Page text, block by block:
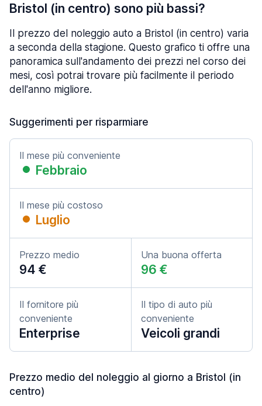
Bristol (in centro) sono più bassi?
Il prezzo del noleggio auto a Bristol (in centro) varia
a seconda della stagione. Questo grafico ti offre una
panoramica sull'andamento dei prezzi nel corso dei
mesi, così potrai trovare più facilmente il periodo
dell'anno migliore.
Suggerimenti per risparmiare
Il mese più conveniente
Febbraio
Il mese più costoso
Luglio
Prezzo medio
94 €
Una buona offerta
96 €
Il fornitore più
conveniente
Enterprise
Il tipo di auto più
conveniente
Veicoli grandi
Prezzo medio del noleggio al giorno a Bristol (in
centro)